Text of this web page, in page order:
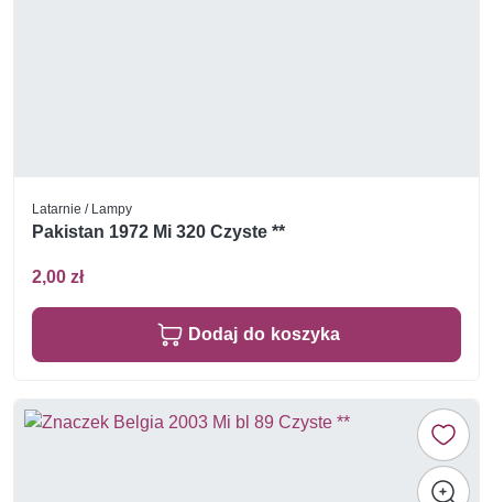
Latarnie / Lampy
Pakistan 1972 Mi 320 Czyste **
2,00 zł
Dodaj do koszyka